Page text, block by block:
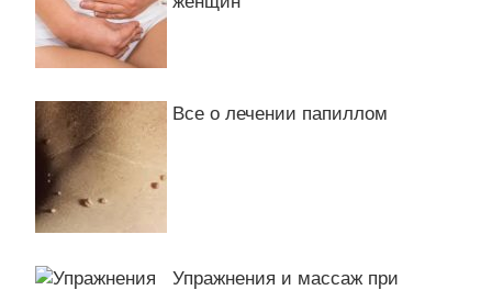
Все о лечении папиллом
Упражнения и массаж при